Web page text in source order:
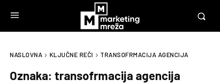
NASLOVNA KLJUČNE REČI TRANSOFRMACIJA AGENCIJA
Oznaka: transofrmacija agencija